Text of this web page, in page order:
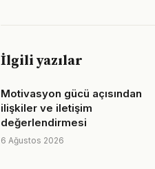
İlgili yazılar
Motivasyon gücü açısından
ilişkiler ve iletişim
değerlendirmesi
6 Ağustos 2026